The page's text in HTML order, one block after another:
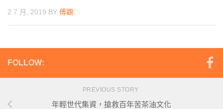
2 7 月, 2019 BY 傅觀
FOLLOW:
PREVIOUS STORY
年輕世代集資，搶救百年苦茶油文化